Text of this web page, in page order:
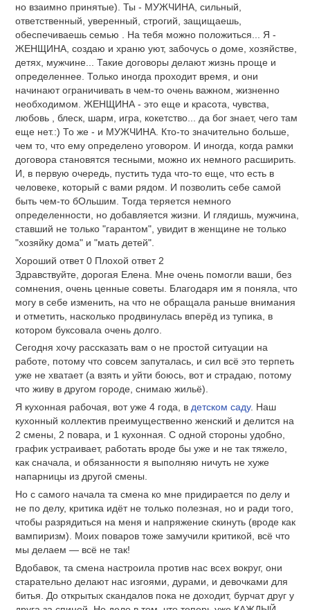
но взаимно принятые). Ты - МУЖЧИНА, сильный,
ответственный, уверенный, строгий, защищаешь,
обеспечиваешь семью . На тебя можно положиться... Я -
ЖЕНЩИНА, создаю и храню уют, забочусь о доме, хозяйстве,
детях, мужчине... Такие договоры делают жизнь проще и
определеннее. Только иногда проходит время, и они
начинают ограничивать в чем-то очень важном, жизненно
необходимом. ЖЕНЩИНА - это еще и красота, чувства,
любовь , блеск, шарм, игра, кокетство... да бог знает, чего там
еще нет.:) То же - и МУЖЧИНА. Кто-то значительно больше,
чем то, что ему определено уговором. И иногда, когда рамки
договора становятся тесными, можно их немного расширить.
И, в первую очередь, пустить туда что-то еще, что есть в
человеке, который с вами рядом. И позволить себе самой
быть чем-то бОльшим. Тогда теряется немного
определенности, но добавляется жизни. И глядишь, мужчина,
ставший не только "гарантом", увидит в женщине не только
"хозяйку дома" и "мать детей".
Хороший ответ0 Плохой ответ 2
Здравствуйте, дорогая Елена. Мне очень помогли ваши, без
сомнения, очень ценные советы. Благодаря им я поняла, что
могу в себе изменить, на что не обращала раньше внимания
и отметить, насколько продвинулась вперёд из тупика, в
котором буксовала очень долго.
Сегодня хочу рассказать вам о не простой ситуации на
работе, потому что совсем запуталась, и сил всё это терпеть
уже не хватает (а взять и уйти боюсь, вот и страдаю, потому
что живу в другом городе, снимаю жильё).
Я кухонная рабочая, вот уже 4 года, в детском саду. Наш
кухонный коллектив преимущественно женский и делится на
2 смены, 2 повара, и 1 кухонная. С одной стороны удобно,
график устраивает, работать вроде бы уже и не так тяжело,
как сначала, и обязанности я выполняю ничуть не хуже
напарницы из другой смены.
Но с самого начала та смена ко мне придирается по делу и
не по делу, критика идёт не только полезная, но и ради того,
чтобы разрядиться на меня и напряжение скинуть (вроде как
вампиризм). Моих поваров тоже замучили критикой, всё что
мы делаем — всё не так!
Вдобавок, та смена настроила против нас всех вокруг, они
старательно делают нас изгоями, дурами, и девочками для
битья. До открытых скандалов пока не доходит, бурчат друг у